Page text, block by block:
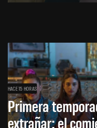
HACE 15 HORAS
Primera
extrañar: el